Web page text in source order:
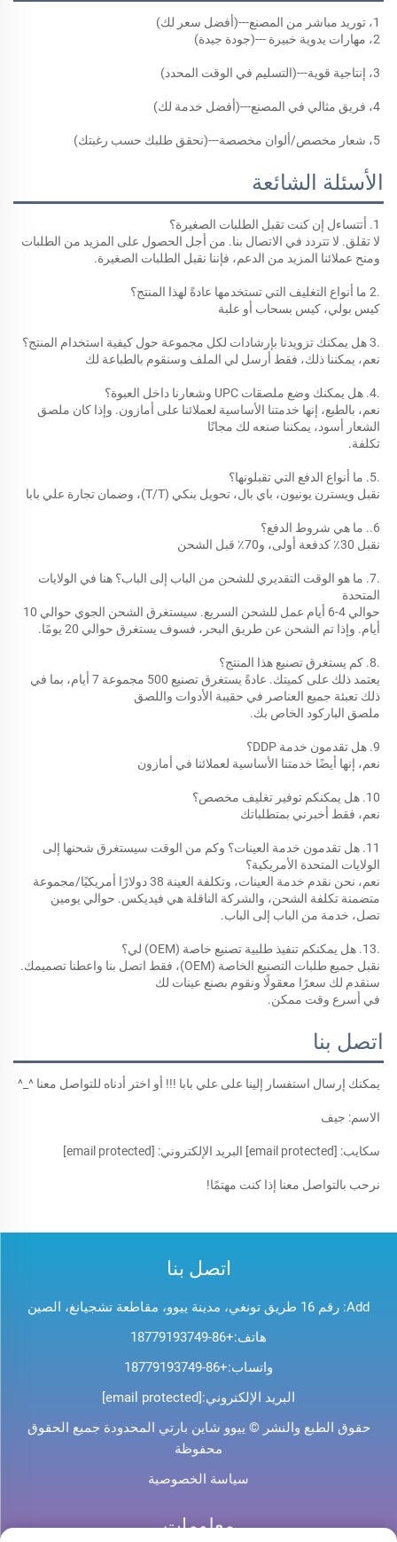
1، توريد مباشر من المصنع---(أفضل سعر لك)
2، مهارات يدوية خبيرة ---(جودة جيدة)
3، إنتاجية قوية---(التسليم في الوقت المحدد)
4، فريق مثالي في المصنع---(أفضل خدمة لك)
5، شعار مخصص/ألوان مخصصة---(نحقق طلبك حسب رغبتك)
الأسئلة الشائعة
1. أتتساءل إن كنت تقبل الطلبات الصغيرة؟
ومنح عملائنا المزيد من الدعم، فإننا نقبل الطلبات الصغيرة.
.2 ما أنواع التغليف التي تستخدمها عادةً لهذا المنتج؟
كيس بولي، كيس بسحاب أو علبة
.3 هل يمكنك تزويدنا بإرشادات لكل مجموعة حول كيفية استخدام المنتج؟
نعم، يمكننا ذلك، فقط أرسل لي الملف وسنقوم بالطباعة لك
.4. هل يمكنك وضع ملصقات UPC وشعارنا داخل العبوة؟
الشعار أسود، يمكننا صنعه لك مجانًا
تكلفة.
.5. ما أنواع الدفع التي تقبلونها؟
نقبل ويسترن يونيون، باي بال، تحويل بنكي (T/T)، وضمان تجارة علي بابا
6.. ما هي شروط الدفع؟
نقبل 30٪ كدفعة أولى، و70٪ قبل الشحن
المتحدة
أيام. وإذا تم الشحن عن طريق البحر، فسوف يستغرق حوالي 20 يومًا.
.8. كم يستغرق تصنيع هذا المنتج؟
ذلك تعبئة جميع العناصر في حقيبة الأدوات واللصق
ملصق الباركود الخاص بك.
9. هل تقدمون خدمة DDP؟
نعم، إنها أيضًا خدمتنا الأساسية لعملائنا في أمازون
10. هل يمكنكم توفير تغليف مخصص؟
نعم، فقط أخبرني بمتطلباتك
الولايات المتحدة الأمريكية؟
متضمنة تكلفة الشحن، والشركة الناقلة هي فيديكس. حوالي يومين
تصل، خدمة من الباب إلى الباب.
.13. هل يمكنكم تنفيذ طلبية تصنيع خاصة (OEM) لي؟
سنقدم لك سعرًا معقولًا ونقوم بصنع عينات لك
في أسرع وقت ممكن.
اتصل بنا
يمكنك إرسال استفسار إلينا على علي بابا !!! أو اختر أدناه للتواصل معنا ^_^
الاسم: جيف
سكايب: [email protected] البريد الإلكتروني: [email protected]
نرحب بالتواصل معنا إذا كنت مهتمًا!
اتصل بنا
Add: رقم 16 طريق تونغي، مدينة ييوو، مقاطعة تشجيانغ، الصين
هاتف:+86-18779193749
واتساب:+86-18779193749
البريد الإلكتروني:[email protected]
حقوق الطبع والنشر © ييوو شاين بارتي المحدودة جميع الحقوق
محفوظة
سياسة الخصوصية
معلومات